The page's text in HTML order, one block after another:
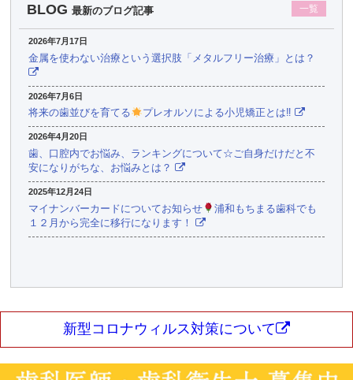
BLOG 最新のブログ記事 一覧
2026年7月17日
金属を使わない治療という選択肢「メタルフリー治療」とは？
2026年7月6日
将来の歯並びを育てる プレオルソによる小児矯正とは‼
2026年4月20日
歯、口腔内でお悩み、ランキングについて☆ご自身だけだと不
安になりがちな、お悩みとは？
2025年12月24日
マイナンバーカードについてお知らせ
浦和もちまる歯科でも
１２月から完全に移行になります！
新型コロナウィルス対策について